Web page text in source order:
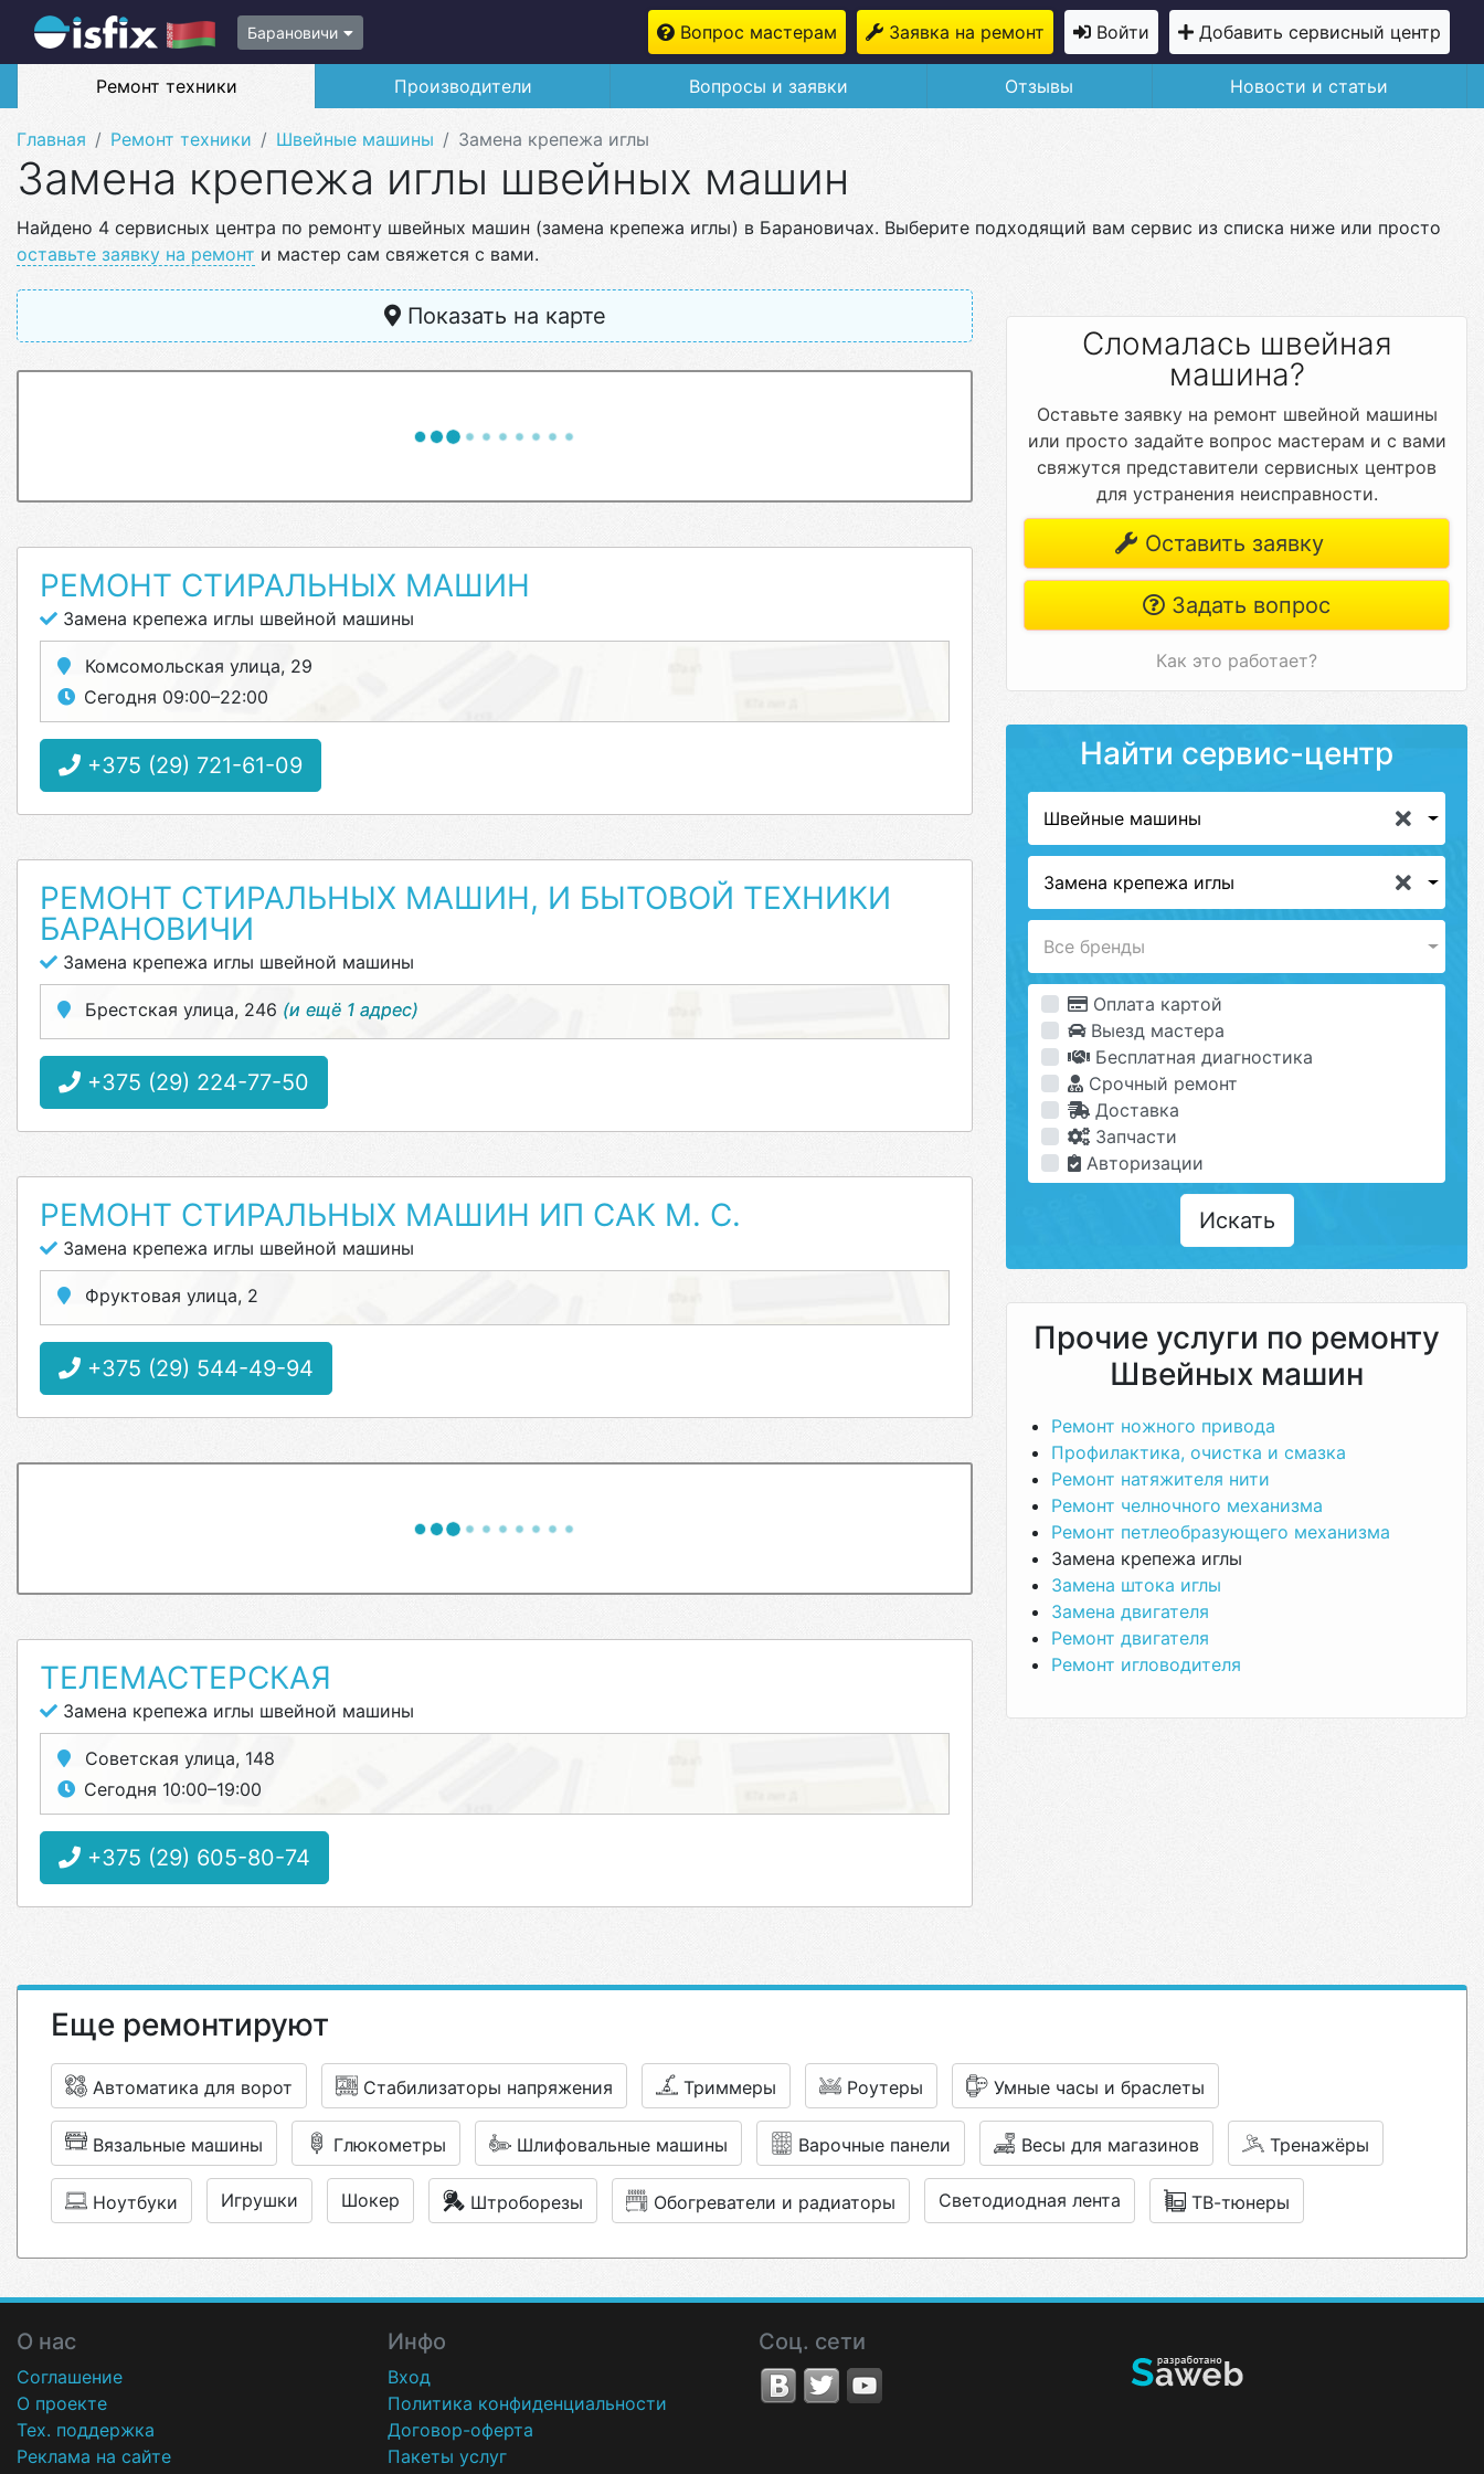
Барановичи Вопрос мастерам Заявка на ремонт Войти Добавить сервисный центр
Ремонт техники Производители Вопросы и заявки Отзывы Новости и статьи
Главная Ремонт техники Швейные машины Замена крепежа иглы
Замена крепежа иглы швейных машин
Найдено 4 сервисных центра по ремонту швейных машин (замена крепежа иглы) в Барановичах. Выберите подходящий вам сервис из списка ниже или просто
оставьте заявку на ремонт и мастер сам свяжется с вами.
Показать на карте
РЕМОНТ СТИРАЛЬНЫХ МАШИН
Замена крепежа иглы швейной машины
Комсомольская улица, 29
Сегодня 09:00–22:00
+375 (29) 721-61-09
РЕМОНТ СТИРАЛЬНЫХ МАШИН, И БЫТОВОЙ ТЕХНИКИ
БАРАНОВИЧИ
Замена крепежа иглы швейной машины
Брестская улица, 246 (и ещё 1 адрес)
+375 (29) 224-77-50
РЕМОНТ СТИРАЛЬНЫХ МАШИН ИП САК М. С.
Замена крепежа иглы швейной машины
Фруктовая улица, 2
+375 (29) 544-49-94
ТЕЛЕМАСТЕРСКАЯ
Замена крепежа иглы швейной машины
Советская улица, 148
Сегодня 10:00–19:00
+375 (29) 605-80-74
Сломалась швейная
машина?
Оставьте заявку на ремонт швейной машины
или просто задайте вопрос мастерам и с вами
свяжутся представители сервисных центров
для устранения неисправности.
Оставить заявку
Задать вопрос
Как это работает?
Найти сервис-центр
Швейные машины
Замена крепежа иглы
Все бренды
Оплата картой
Выезд мастера
Бесплатная диагностика
Срочный ремонт
Доставка
Запчасти
Авторизации
Искать
Прочие услуги по ремонту
Швейных машин
Ремонт ножного привода
Профилактика, очистка и смазка
Ремонт натяжителя нити
Ремонт челночного механизма
Ремонт петлеобразующего механизма
Замена крепежа иглы
Замена штока иглы
Замена двигателя
Ремонт двигателя
Ремонт игловодителя
Еще ремонтируют
Автоматика для ворот Стабилизаторы напряжения Триммеры Роутеры Умные часы и браслеты
Вязальные машины Глюкометры Шлифовальные машины Варочные панели Весы для магазинов Тренажёры
Ноутбуки Игрушки Шокер Штроборезы Обогреватели и радиаторы Светодиодная лента ТВ-тюнеры
О нас
Соглашение
О проекте
Тех. поддержка
Реклама на сайте
Инфо
Вход
Политика конфиденциальности
Договор-оферта
Пакеты услуг
Соц. сети